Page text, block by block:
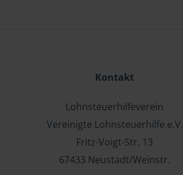
Kontakt
Lohnsteuerhilfeverein
Vereinigte Lohnsteuerhilfe e.V.
Fritz-Voigt-Str. 13
67433 Neustadt/Weinstr.